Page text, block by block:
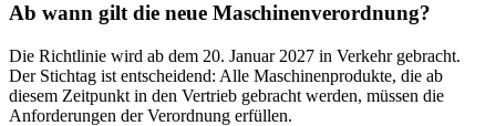
Ab wann gilt die neue Maschinenverordnung?
Die Richtlinie wird ab dem 20. Januar 2027 in Verkehr gebracht.
Der Stichtag ist entscheidend: Alle Maschinenprodukte, die ab
diesem Zeitpunkt in den Vertrieb gebracht werden, müssen die
Anforderungen der Verordnung erfüllen.